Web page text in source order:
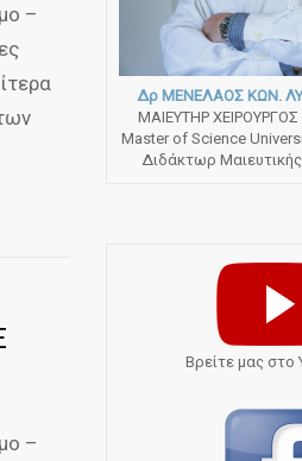
–
–
Δρ ΜΕΝΕΛΑΟΣ ΚΩΝ.
ΜΑΙΕΥΤΗΡ
Master of Science
Διδάκτωρ Μαιευτικής
Bρείτε μας στο